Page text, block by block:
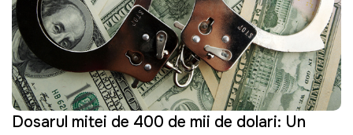
Dosarul mitei de 400 de mii de dolari: Un